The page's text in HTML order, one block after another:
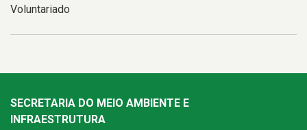
Voluntariado
SECRETARIA DO MEIO AMBIENTE E
INFRAESTRUTURA